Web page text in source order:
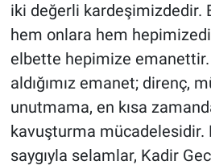
iki değerli kardeşimizdedir.
hem onlara hem
elbette hepimize
aldığımız emanet; direnç,
unutmama, en kısa
kavuşturma mücadelesidir.
saygıyla selamlar, Kadir